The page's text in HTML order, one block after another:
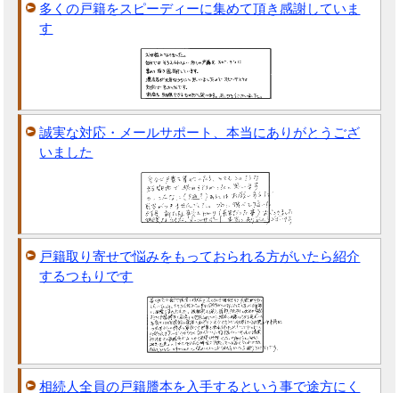
多くの戸籍をスピーディーに集めて頂き感謝していま
す
誠実な対応・メールサポート、本当にありがとうござ
いました
戸籍取り寄せで悩みをもっておられる方がいたら紹介
するつもりです
相続人全員の戸籍謄本を入手するという事で途方にく